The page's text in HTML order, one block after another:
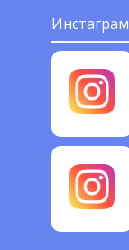
Инстаграм